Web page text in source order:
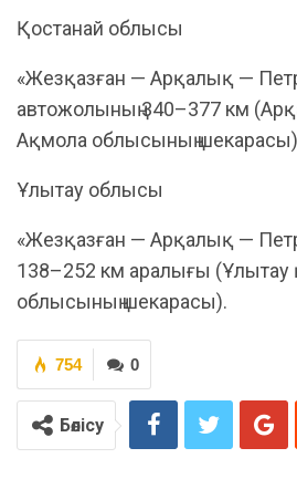
Қостанай облысы
«Жезқазған — Арқалық —
автожолының 340–377 км
Ақмола облысының
Ұлытау облысы
«Жезқазған — Арқалық —
138–252 км аралығы (Ұлытау
облысының шекарасы).
0
754
Бөлісу